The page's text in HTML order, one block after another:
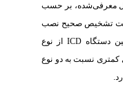
بر حسب
تشخیص صحیح نصب
دستگاهICDاز نوع
نسبت به دو نوع